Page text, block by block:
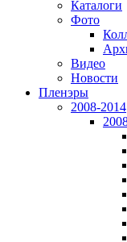
Каталоги
Фото
Видео
Новости
Пленэры
2008-2014